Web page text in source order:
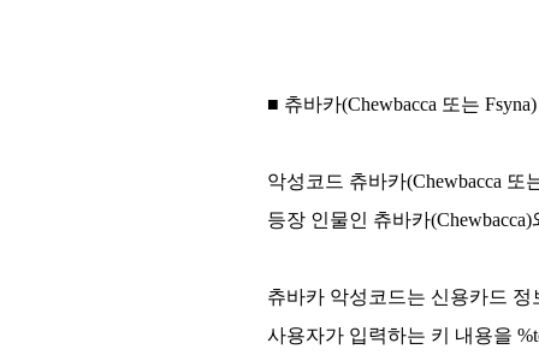
■ 츄바카(Chewbacca 또는 Fsyna)
악성코드 츄바카(Chewbacca 또
등장 인물인 츄바카
츄바카 악성코드는 신용카드
사용자가 입력하는 키 내용을